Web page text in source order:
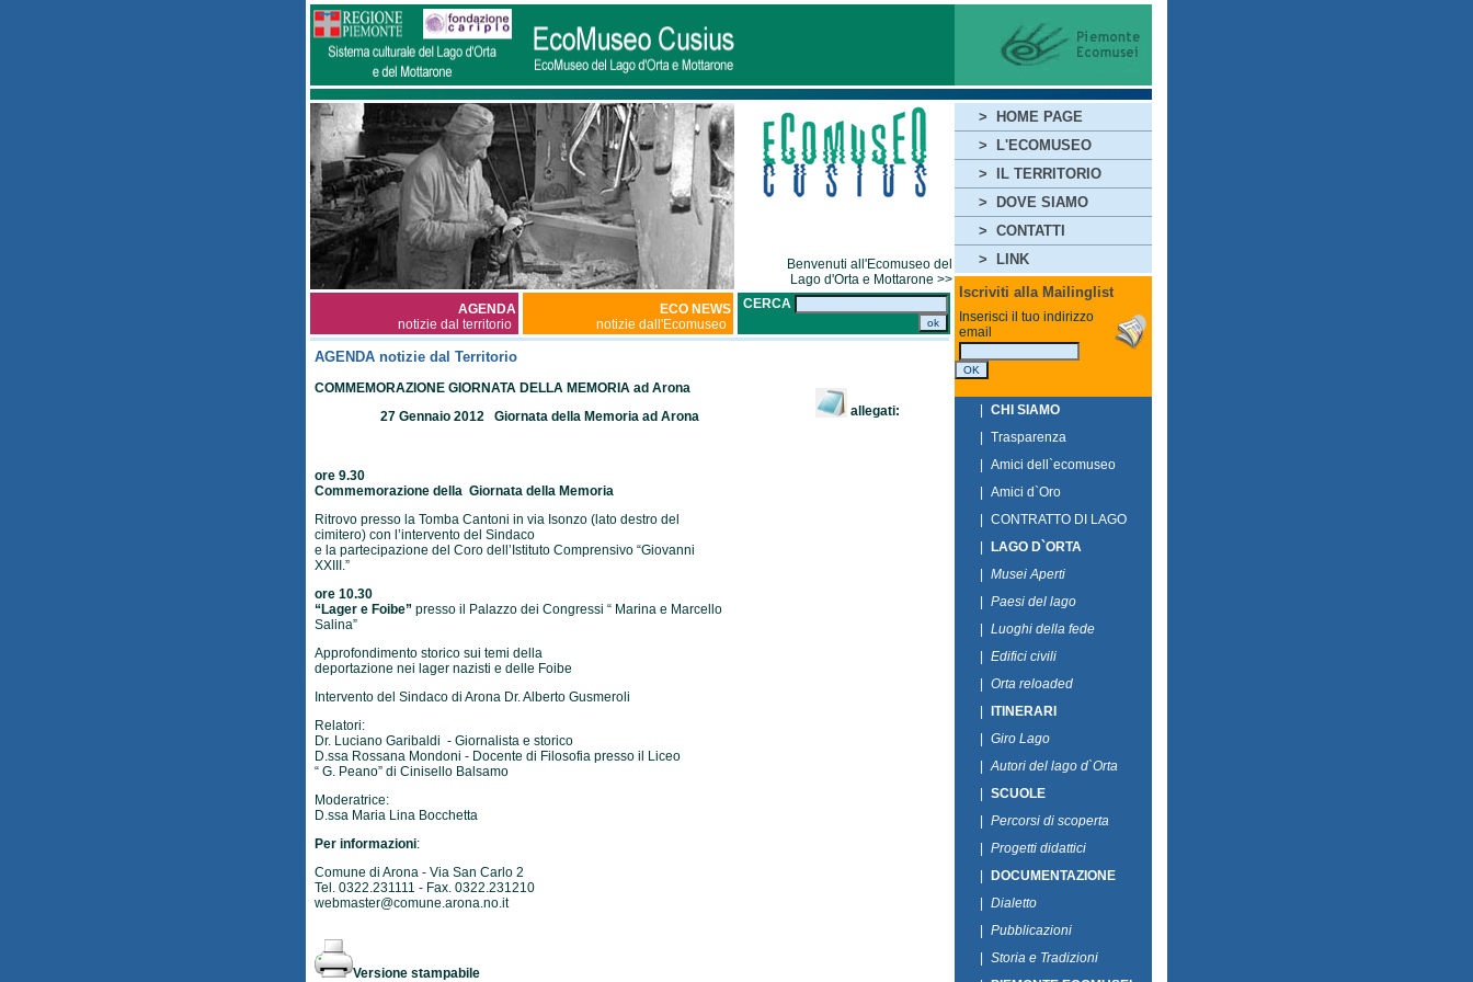
Benvenuti all'Ecomuseo del
Lago d'Orta e Mottarone >>
AGENDA
notizie dal territorio
ECO NEWS
notizie dall'Ecomuseo
CERCA
AGENDA notizie dal Territorio
COMMEMORAZIONE GIORNATA DELLA MEMORIA ad Arona
27 Gennaio 2012 Giornata della Memoria ad Arona
ore 9.30
Commemorazione della Giornata della Memoria
Ritrovo presso la Tomba Cantoni in via Isonzo (lato destro del
cimitero) con l’intervento del Sindaco
e la partecipazione del Coro dell’Istituto Comprensivo “Giovanni
XXIII.”
ore 10.30
“Lager e Foibe” presso il Palazzo dei Congressi “ Marina e Marcello
Salina”
Approfondimento storico sui temi della
deportazione nei lager nazisti e delle Foibe
Intervento del Sindaco di Arona Dr. Alberto Gusmeroli
Relatori:
Dr. Luciano Garibaldi - Giornalista e storico
D.ssa Rossana Mondoni - Docente di Filosofia presso il Liceo
“ G. Peano” di Cinisello Balsamo
Moderatrice:
D.ssa Maria Lina Bocchetta
Per informazioni:
Comune di Arona - Via San Carlo 2
Tel. 0322.231111 - Fax. 0322.231210
webmaster@comune.arona.no.it
Versione stampabile
allegati:
>
HOME PAGE
>
L'ECOMUSEO
>
IL TERRITORIO
>
DOVE SIAMO
> CONTATTI
>
LINK
Iscriviti alla Mailinglist
Inserisci il tuo indirizzo
email
CHI SIAMO
Trasparenza
Amici dell`ecomuseo
Amici d`Oro
CONTRATTO DI LAGO
LAGO D`ORTA
Musei Aperti
Paesi del lago
Luoghi della fede
Edifici civili
Orta reloaded
ITINERARI
Giro Lago
Autori del lago d`Orta
SCUOLE
Percorsi di scoperta
Progetti didattici
DOCUMENTAZIONE
Dialetto
Pubblicazioni
Storia e Tradizioni